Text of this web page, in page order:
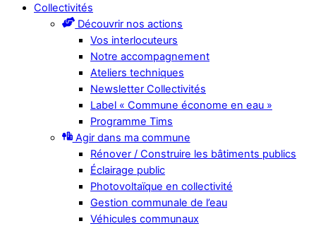
Collectivités
Découvrir nos actions
Vos interlocuteurs
Notre accompagnement
Ateliers techniques
Newsletter Collectivités
Label « Commune économe en eau »
Programme Tims
Agir dans ma commune
Rénover / Construire les bâtiments publics
Éclairage public
Photovoltaïque en collectivité
Gestion communale de l’eau
Véhicules communaux